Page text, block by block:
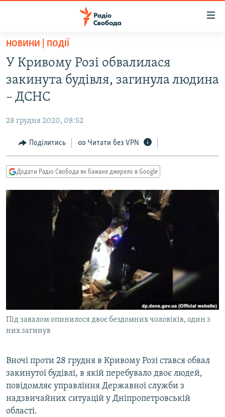
Перейти
основного
матеріалу
Перейти
основної
навігації
Перейти
до
пошуку
РАДІО СВОБОДА – 70 РОКІВ
ВСЕ ЗА ДОБУ
СТАТТІ
ЕКОНОМІКА
СУСПІЛЬСТВО
РОСІЙСЬКА «ФІЛЬТРАЦІЯ»
ДОНБАС.РЕАЛІЇ
ТИ ЯК?
СХЕМИ
КИТАЙ.ВИКЛИКИ
МУЛЬТИМЕДІА
ПОДКАСТИ
КРИМ РЕАЛІЇ
РУС
КТАТ
НОВИНИ | ПОДІЇ
У Кривому Розі обвалилася
закинута будівля, загинула людина
– ДСНС
28 грудня 2020, 08:52
Поділитись Читати без VPN
Додати Радіо Свобода як бажане джерело в Google
Під завалом опинилося двоє бездомних чоловіків, один з
них загинув
Вночі проти 28 грудня в Кривому Розі стався обвал
закинутої будівлі, в якій перебувало двоє людей,
повідомляє управління Державної служби з
надзвичайних ситуацій у Дніпропетровській
області.